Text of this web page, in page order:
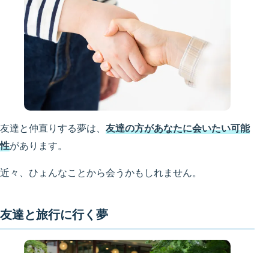
友達と仲直りする夢は、 友達の方があなたに会いたい可能
性があります。
近々、ひょんなことから会うかもしれません。
友達と旅行に行く夢